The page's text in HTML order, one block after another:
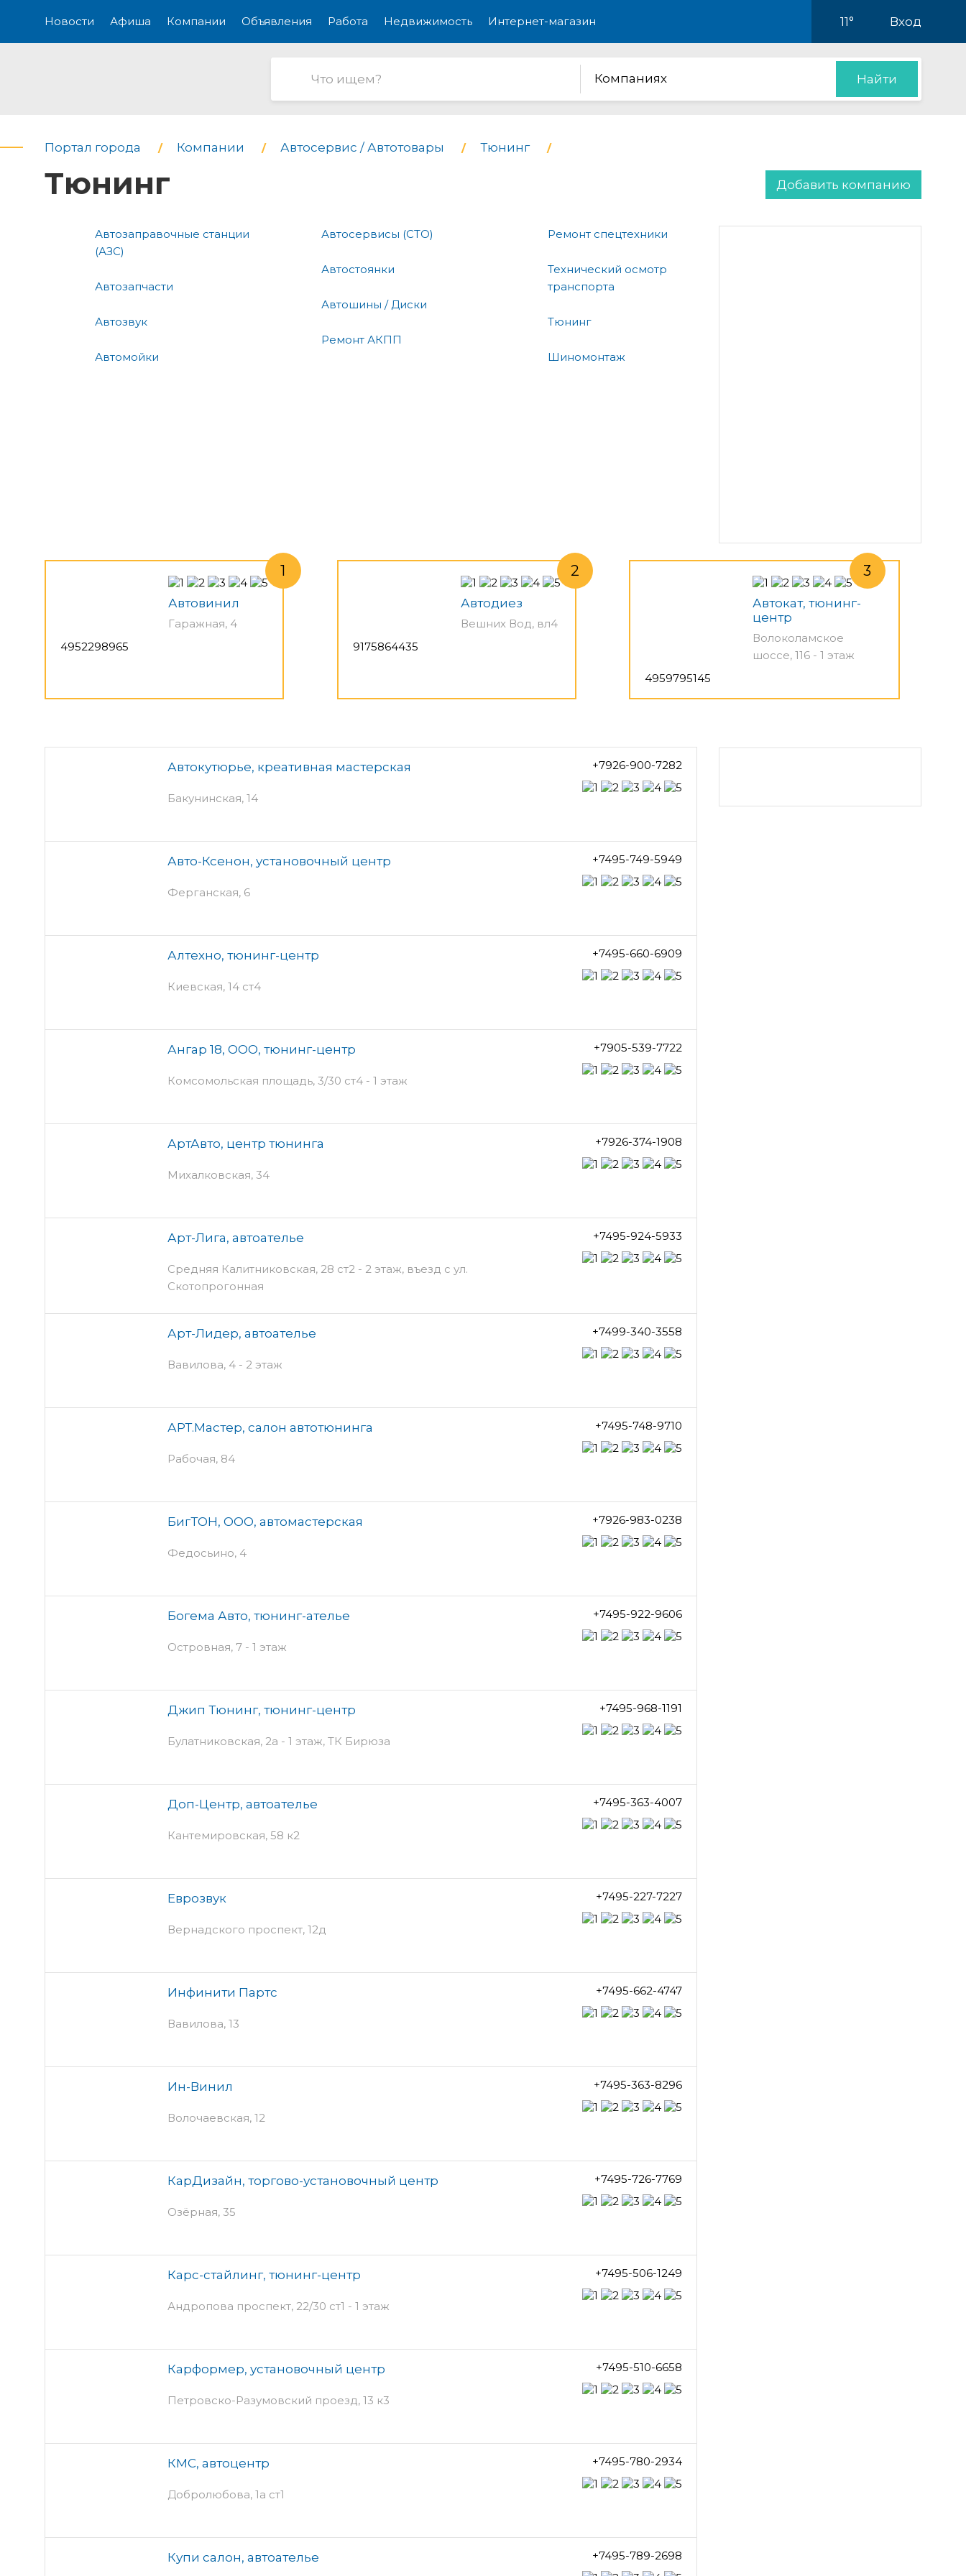
Новости Афиша Компании Объявления Работа Недвижимость Интернет-магазин 11° Вход
Компаниях Найти
Портал города Компании Автосервис / Автотовары Тюнинг
Тюнинг Добавить компанию
Автозаправочные станции
(АЗС)
Автозапчасти
Автозвук
Автомойки
Автосервисы (СТО)
Автостоянки
Автошины / Диски
Ремонт АКПП
Ремонт спецтехники
Технический осмотр
транспорта
Тюнинг
Шиномонтаж
Автовинил
Гаражная, 4
4952298965
Автодиез
Вешних Вод, вл4
9175864435
Автокат, тюнинг-
центр
Волоколамское
шоссе, 116 - 1 этаж
4959795145
Автокутюрье, креативная мастерская
Бакунинская, 14
+7926-900-7282
Авто-Ксенон, установочный центр
Ферганская, 6
+7495-749-5949
Алтехно, тюнинг-центр
Киевская, 14 ст4
+7495-660-6909
Ангар 18, ООО, тюнинг-центр
Комсомольская площадь, 3/30 ст4 - 1 этаж
+7905-539-7722
АртАвто, центр тюнинга
Михалковская, 34
+7926-374-1908
Арт-Лига, автоателье
Средняя Калитниковская, 28 ст2 - 2 этаж, въезд с ул.
Скотопрогонная
+7495-924-5933
Арт-Лидер, автоателье
Вавилова, 4 - 2 этаж
+7499-340-3558
АРТ.Мастер, салон автотюнинга
Рабочая, 84
+7495-748-9710
БигТОН, ООО, автомастерская
Федосьино, 4
+7926-983-0238
Богема Авто, тюнинг-ателье
Островная, 7 - 1 этаж
+7495-922-9606
Джип Тюнинг, тюнинг-центр
Булатниковская, 2а - 1 этаж, ТК Бирюза
+7495-968-1191
Доп-Центр, автоателье
Кантемировская, 58 к2
+7495-363-4007
Еврозвук
Вернадского проспект, 12д
+7495-227-7227
Инфинити Партс
Вавилова, 13
+7495-662-4747
Ин-Винил
Волочаевская, 12
+7495-363-8296
КарДизайн, торгово-установочный центр
Озёрная, 35
+7495-726-7769
Карс-стайлинг, тюнинг-центр
Андропова проспект, 22/30 ст1 - 1 этаж
+7495-506-1249
Карформер, установочный центр
Петровско-Разумовский проезд, 13 к3
+7495-510-6658
КМС, автоцентр
Добролюбова, 1а ст1
+7495-780-2934
Купи салон, автоателье +7495-789-2698